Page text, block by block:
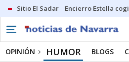
Sitio El Sadar Encierro Estella
OPINIÓN HUMOR BLOGS